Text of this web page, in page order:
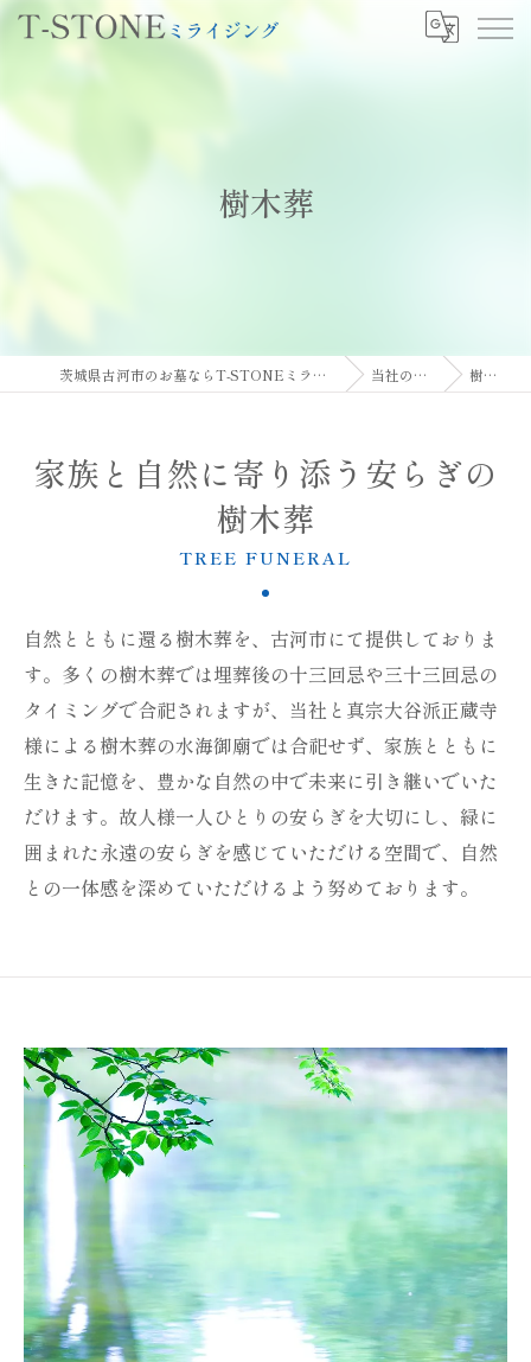
樹木葬
茨城県古河市のお墓ならT-STONEミライジング 当社の特徴 樹木葬
家族と自然に寄り添う安らぎの
樹木葬
TREE FUNERAL
自然とともに還る樹木葬を、古河市にて提供しておりま
す。多くの樹木葬では埋葬後の十三回忌や三十三回忌の
タイミングで合祀されますが、当社と真宗大谷派正蔵寺
様による樹木葬の水海御廟では合祀せず、家族とともに
生きた記憶を、豊かな自然の中で未来に引き継いでいた
だけます。故人様一人ひとりの安らぎを大切にし、緑に
囲まれた永遠の安らぎを感じていただける空間で、自然
との一体感を深めていただけるよう努めております。